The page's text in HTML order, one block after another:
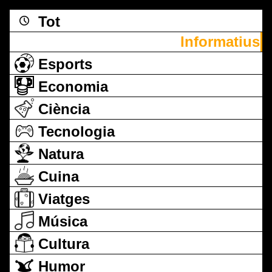
Tot
Informatius
Esports
Economia
Ciència
Tecnologia
Natura
Cuina
Viatges
Música
Cultura
Humor